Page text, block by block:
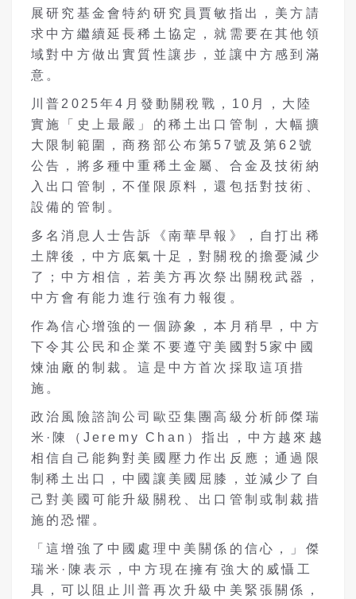
展研究基金會特約研究員賈敏指出，美方請
求中方繼續延長稀土協定，就需要在其他領
域對中方做出實質性讓步，並讓中方感到滿
意。
川普 2025年4 月發動關稅戰， 10 月，大陸
實施「史上最嚴」的稀土出口管制，大幅擴
大限制範圍，商務部公布第 57 號及第62 號
公告，將多種中重稀土金屬、合金及技術納
入出口管制，不僅限原料，還包括對技術、
設備的管制。
多名消息人士告訴《南華早報》，自打出稀
土牌後，中方底氣十足，對關稅的擔憂減少
了；中方相信，若美方再次祭出關稅武器，
中方會有能力進行強有力報復。
作為信心增強的一個跡象，本月稍早，中方
下令其公民和企業不要遵守美國對 5 家中國
煉油廠的制裁。這是中方首次採取這項措
施。
政治風險諮詢公司歐亞集團高級分析師傑瑞
米·陳（ Jeremy Chan ）指出，中方越來越
相信自己能夠對美國壓力作出反應；通過限
制稀土出口，中國讓美國屈膝，並減少了自
己對美國可能升級關稅、出口管制或制裁措
施的恐懼。
「這增強了中國處理中美關係的信心，」傑
瑞米·陳表示，中方現在擁有強大的威懾工
具，可以阻止川普再次升級中美緊張關係，